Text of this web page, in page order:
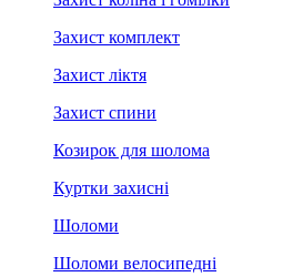
Захист комплект
Захист ліктя
Захист спини
Козирок для шолома
Куртки захисні
Шоломи
Шоломи велосипедні